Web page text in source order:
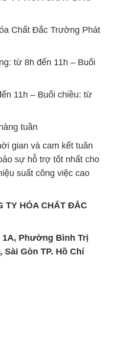
tuần
gian và cam kết tuân
sự hỗ trợ tốt nhất cho
Gòn TP. Hồ Chí